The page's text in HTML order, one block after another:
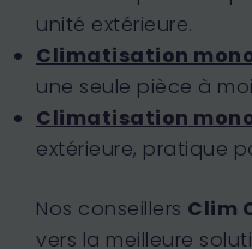
unité extérieure.
Climatisation
une seule pièce à
Climatisation
extérieure, pratique
Nos conseillers Clim
vers la meilleure